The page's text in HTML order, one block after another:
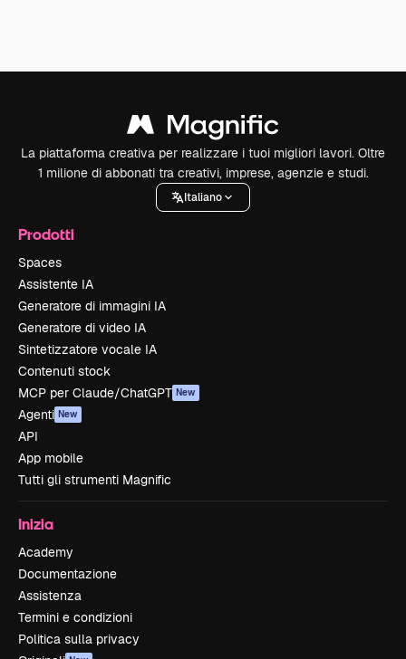
La piattaforma creativa per realizzare i tuoi migliori lavori. Oltre
1 milione di abbonati tra creativi, imprese, agenzie e studi.
Italiano
Prodotti
Spaces
Assistente IA
Generatore di immagini IA
Generatore di video IA
Sintetizzatore vocale IA
Contenuti stock
MCP per Claude/ChatGPT New
Agenti New
API
App mobile
Tutti gli strumenti Magnific
Inizia
Academy
Documentazione
Assistenza
Termini e condizioni
Politica sulla privacy